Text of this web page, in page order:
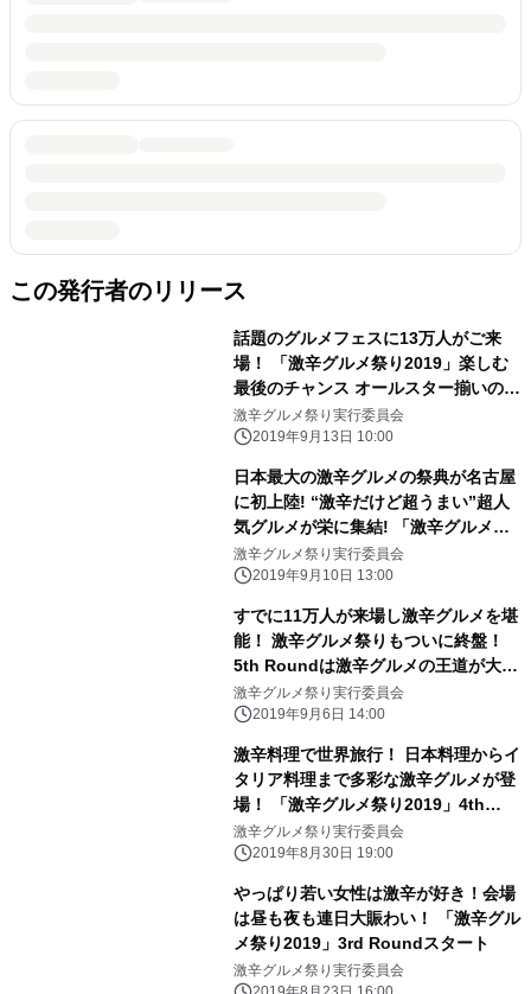
この発行者のリリース
話題のグルメフェスに13万人がご来
場！ 「激辛グルメ祭り2019」楽しむ
最後のチャンス オールスター揃いの
6th Roundスタート
激辛グルメ祭り実行委員会
2019年9月13日 10:00
日本最大の激辛グルメの祭典が名古屋
に初上陸! “激辛だけど超うまい”超人
気グルメが栄に集結! 「激辛グルメ祭
り 2019 in 栄ミナミ」明日からスター
ト!
激辛グルメ祭り実行委員会
2019年9月10日 13:00
すでに11万人が来場し激辛グルメを堪
能！ 激辛グルメ祭りもついに終盤！
5th Roundは激辛グルメの王道が大集
結！ 「激辛グルメ祭り2019」5th
Roundスタート
激辛グルメ祭り実行委員会
2019年9月6日 14:00
激辛料理で世界旅行！ 日本料理からイ
タリア料理まで多彩な激辛グルメが登
場！ 「激辛グルメ祭り2019」4th
Roundスタート
激辛グルメ祭り実行委員会
2019年8月30日 19:00
やっぱり若い女性は激辛が好き！会場
は昼も夜も連日大賑わい！ 「激辛グル
メ祭り2019」3rd Roundスタート
激辛グルメ祭り実行委員会